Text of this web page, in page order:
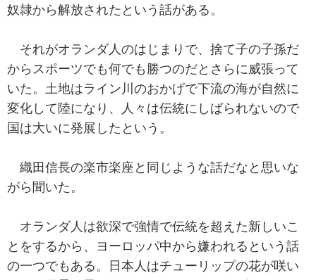
奴隷から解放されたという話がある。
それがオランダ人のはじまりで、捨て子の子孫だ
からスポーツでも何でも勝つのだとさらに威張って
いた。土地はライン川のおかげで下流の海が自然に
変化して陸になり、人々は伝統にしばられないので
国は大いに発展したという。
織田信長の楽市楽座と同じような話だなと思いな
がら聞いた。
オランダ人は欲深で強情で伝統を超えた新しいこ
とをするから、ヨーロッパ中から嫌われるという話
の一つでもある。日本人はチューリップの花が咲い